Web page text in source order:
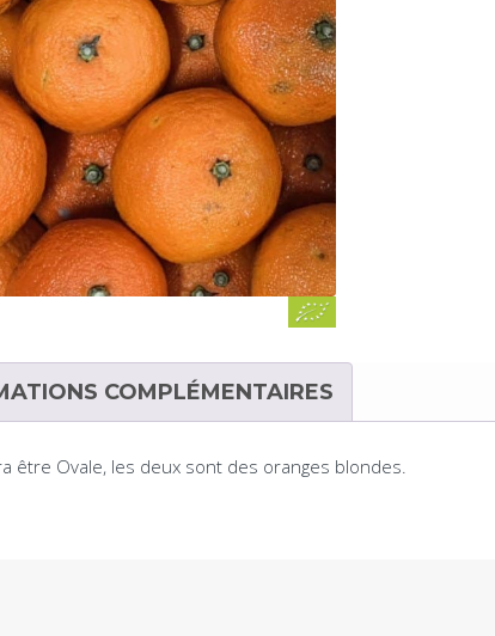
COMPLÉMENTAIRES
être Ovale, les deux sont des oranges blondes.